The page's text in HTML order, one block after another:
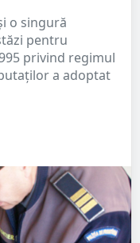
o singură
pentru
privind regimul
a adoptat